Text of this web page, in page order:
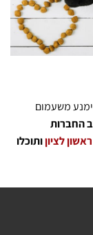
משעמום
החברות
לציוןותוכלו